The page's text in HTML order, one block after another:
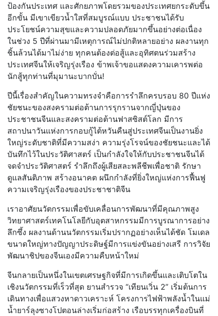
ป้องกันประเทศ และศักยภาพโดยรวมของประเทศยกระดับขึ้น
อีกขั้น มีเขาเขียวน้ำใสที่สมบูรณ์แบบ ประชาชนได้รับ
ประโยชน์ความสุขและความปลอดภัยมากขึ้นอย่างต่อเนื่อง
ในช่วง 5 ปีที่ผ่านมามีเหตุการณ์ไม่ปกติหลายอย่าง ผลงานทุก
ชิ้นล้วนได้มาไม่ง่าย ทุกคนต้องต่อสู้และอุทิศตนร่วมสร้าง
ประเทศจีนให้เจริญรุ่งเรือง ข้าพเจ้าขอแสดงความเคารพต่อ
นักสู้ทุกท่านที่มุมานะบากบั่น!
ปีนี้เรื่องสำคัญในความทรงจำคือการรำลึกครบรอบ 80 ปีแห่ง
ชัยชนะของสงครามต่อต้านการรุกรานจากญี่ปุ่นของ
ประชาชนจีนและสงครามต่อต้านฟาสซิสต์โลก มีการ
สถาปนาวันแห่งการกอบกู้ไต้หวันคืนสู่ประเทศจีนเป็นงานยิ่ง
ใหญ่ระดับชาติที่มีความสง่า ความรุ่งโรจน์ของชัยชนะและได้
บันทึกไว้ในประวัติศาสตร์ เป็นกำลังใจให้กับประชาชนจีนได้
จดจำประวัติศาสตร์ รำลึกถึงผู้เสียสละพลีชีพเพื่อชาติ รักษา
ดูแลสันติภาพ สร้างอนาคต ผนึกกำลังที่ยิ่งใหญ่แห่งการฟื้นฟู
ความเจริญรุ่งเรืองของประชาชาติจีน
เราอาศัยนวัตกรรมเพื่อขับเคลื่อนการพัฒนาที่มีคุณภาพสูง
วิทยาศาสตร์เทคโนโลยีกับอุตสาหกรรมมีการบูรณาการอย่าง
ลึกซึ้ง ผลงานด้านนวัตกรรมเริ่มปรากฏอย่างเห็นได้ชัด โมเดล
ขนาดใหญ่ทางปัญญาประดิษฐ์มีการแข่งขันอย่างเสรี การวิจัย
พัฒนาชิปของจีนเองมีความคืบหน้าใหม่
จีนกลายเป็นหนึ่งในเขตเศรษฐกิจที่มีการเกิดขึ้นและเติบโตใน
เชิงนวัตกรรมที่เร็วที่สุด ยานสำรวจ “เทียนเวิ่น 2” เริ่มต้นการ
เดินทางเพื่อแสวงหาดาวเคราะห์ โครงการไฟฟ้าพลังน้ำในแม่
น้ำยาร์ลุงซางโปตอนล่างเริ่มก่อสร้าง เรือบรรทุกเครื่องบินที่